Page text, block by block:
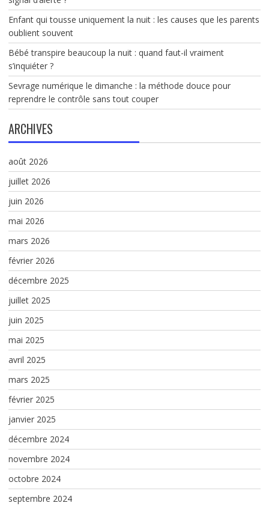
Enfant qui tousse uniquement la nuit : les causes que les parents
oublient souvent
Bébé transpire beaucoup la nuit : quand faut-il vraiment
s’inquiéter ?
Sevrage numérique le dimanche : la méthode douce pour
reprendre le contrôle sans tout couper
ARCHIVES
août 2026
juillet 2026
juin 2026
mai 2026
mars 2026
février 2026
décembre 2025
juillet 2025
juin 2025
mai 2025
avril 2025
mars 2025
février 2025
janvier 2025
décembre 2024
novembre 2024
octobre 2024
septembre 2024